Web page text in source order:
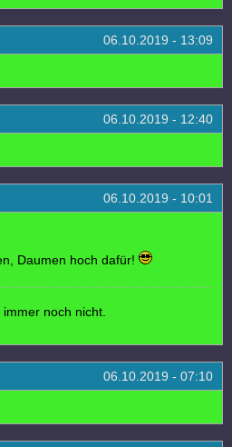
06.10.2019 - 13:09
06.10.2019 - 12:40
06.10.2019 - 10:01
Daumen hoch dafür!
noch nicht.
06.10.2019 - 07:10